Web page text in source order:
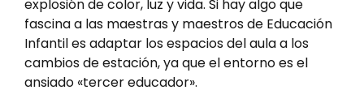
explosión de color, luz y vida. Si hay algo que
fascina a las maestras y maestros de Educación
Infantil es adaptar los espacios del aula a los
cambios de estación, ya que el entorno es el
ansiado «tercer educador».